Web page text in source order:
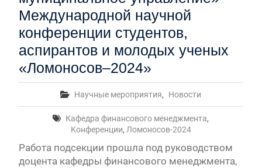
Международной научной
конференции студентов,
аспирантов и молодых ученых
«Ломоносов–2024»
Научные мероприятия, Новости
Кафедра финансового менеджмента,
Конференции, Ломоносов-2024
Работа подсекции прошла под руководством
доцента кафедры финансового менеджмента,